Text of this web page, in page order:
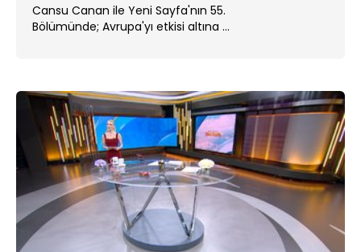
Cansu Canan ile Yeni Sayfa'nın 55.
Bölümünde; Avrupa'yı etkisi altına ...